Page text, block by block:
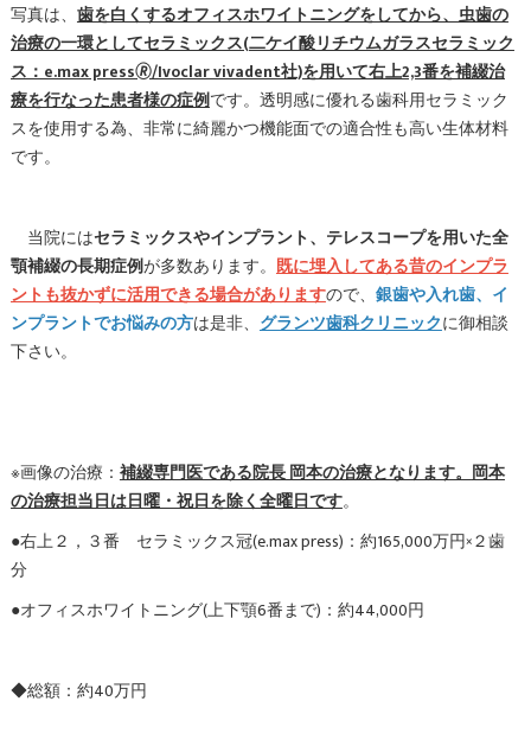
写真は、 歯を白くするオフィスホワイトニングをしてから、虫歯の
治療の一環としてセラミックス(二ケイ酸リチウムガラスセラミック
ス：e.max press🄬/Ivoclar vivadent社)を用いて右上2,3番を補綴治
療を行なった患者様の症例です。透明感に優れる歯科用セラミック
スを使用する為、非常に綺麗かつ機能面での適合性も高い生体材料
です。
当院にはセラミックスやインプラント、テレスコープを用いた全
顎補綴の長期症例が多数あります。 既に埋入してある昔のインプラ
ントも抜かずに活用できる場合がありますので、 銀歯や入れ歯、イ
ンプラントでお悩みの方は是非、 グランツ歯科クリニックに御相談
下さい。
※画像の治療： 補綴専門医である院長 岡本の治療となります。岡本
の治療担当日は日曜・祝日を除く全曜日です。
●右上２，３番 セラミックス冠(e.max press)：約165,000万円×２歯
分
●オフィスホワイトニング(上下顎6番まで)：約44,000円
◆総額：約40万円